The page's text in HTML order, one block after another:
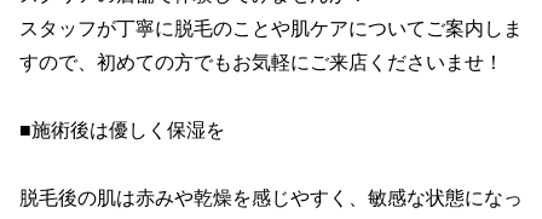
スタッフが丁寧に脱毛のことや肌ケアについてご案内しま
すので、初めての方でもお気軽にご来店くださいませ！
■施術後は優しく保湿を
脱毛後の肌は赤みや乾燥を感じやすく、敏感な状態になっ